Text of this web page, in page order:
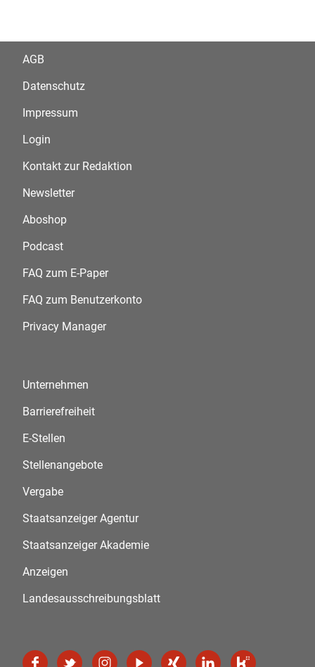
AGB
Datenschutz
Impressum
Login
Kontakt zur Redaktion
Newsletter
Aboshop
Podcast
FAQ zum E-Paper
FAQ zum Benutzerkonto
Privacy Manager
Unternehmen
Barrierefreiheit
E-Stellen
Stellenangebote
Vergabe
Staatsanzeiger Agentur
Staatsanzeiger Akademie
Anzeigen
Landesausschreibungsblatt